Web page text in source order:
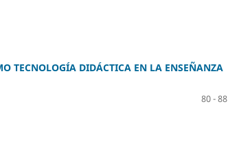
TECNOLOGÍA DIDÁCTICA EN LA ENSEÑANZA
80 - 88